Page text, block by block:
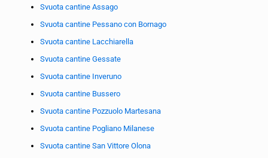
Svuota cantine Assago
Svuota cantine Pessano con Bornago
Svuota cantine Lacchiarella
Svuota cantine Gessate
Svuota cantine Inveruno
Svuota cantine Bussero
Svuota cantine Pozzuolo Martesana
Svuota cantine Pogliano Milanese
Svuota cantine San Vittore Olona